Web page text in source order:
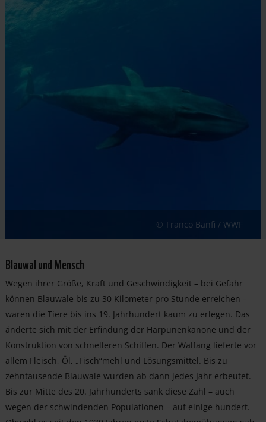
Franco Banfi / WWF
Blauwal und Mensch
Wegen ihrer Größe, Kraft und Geschwindigkeit – bei Gefahr
können Blauwale bis zu 30 Kilometer pro Stunde erreichen –
waren die Tiere bis ins 19. Jahrhundert kaum zu erlegen. Das
änderte sich mit der Erfindung der Harpunenkanone und der
Konstruktion von schnelleren Schiffen. Der Walfang lieferte vor
allem Fleisch, Öl, „Fisch“mehl und Lösungsmittel. Bis zu
zehntausende Blauwale wurden ab dann jedes Jahr erbeutet.
Bis zur Mitte des 20. Jahrhunderts sank diese Zahl – auch
wegen der schwindenden Populationen – auf einige hundert.